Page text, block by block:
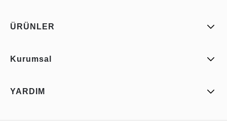
ÜRÜNLER
Kurumsal
YARDIM